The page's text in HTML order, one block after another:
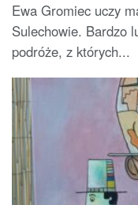
Ewa Gromiec uczy
Sulechowie. Bardzo
podróże, z których...